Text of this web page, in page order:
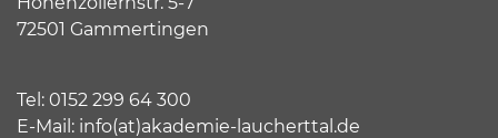
72501 Gammertingen
Tel: 0152 299 64 300
E-Mail: info(at)akademie-laucherttal.de